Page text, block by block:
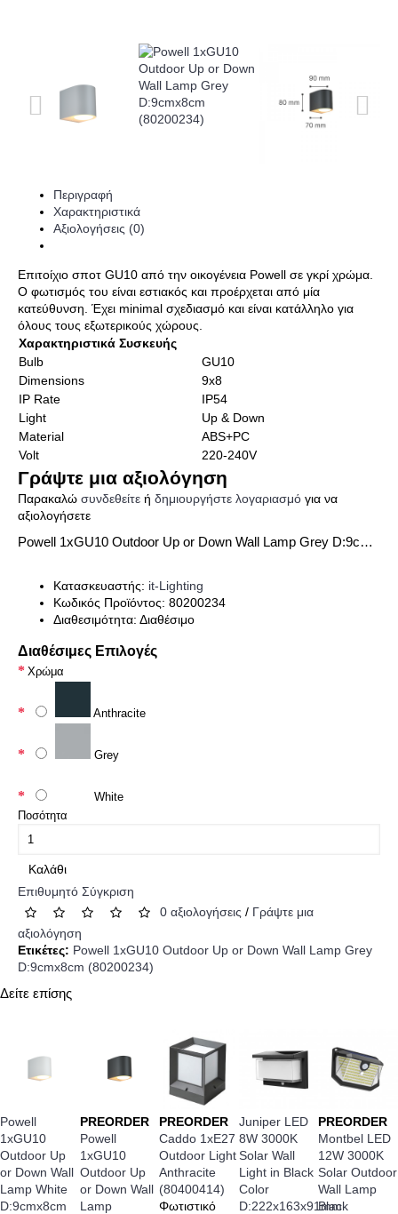
Περιγραφή
Χαρακτηριστικά
Αξιολογήσεις (0)
Επιτοίχιο σποτ GU10 από την οικογένεια Powell σε γκρί χρώμα.
Ο φωτισμός του είναι εστιακός και προέρχεται από μία
κατεύθυνση. Έχει minimal σχεδιασμό και είναι κατάλληλο για
όλους τους εξωτερικούς χώρους.
Χαρακτηριστικά Συσκευής
Bulb
GU10
Dimensions
9x8
IP Rate
IP54
Light
Up & Down
Material
ABS+PC
Volt
220-240V
Γράψτε μια αξιολόγηση
Παρακαλώ συνδεθείτε ή δημιουργήστε λογαριασμό για να
αξιολογήσετε
Powell 1xGU10 Outdoor Up or Down Wall Lamp Grey D:9cmx8cm (80200234)
Κατασκευαστής: it-Lighting
Κωδικός Προϊόντος: 80200234
Διαθεσιμότητα: Διαθέσιμο
Διαθέσιμες Επιλογές
Χρώμα
Anthracite
Grey
White
Ποσότητα
Καλάθι
Επιθυμητό Σύγκριση
0 αξιολογήσεις / Γράψτε μια
αξιολόγηση
Ετικέτες: Powell 1xGU10 Outdoor Up or Down Wall Lamp Grey
D:9cmx8cm (80200234)
Δείτε επίσης
Powell
1xGU10
Outdoor Up
or Down Wall
Lamp White
D:9cmx8cm
PREORDER
Powell
1xGU10
Outdoor Up
or Down Wall
Lamp
PREORDER
Caddo 1xE27
Outdoor Light
Anthracite
(80400414)
Φωτιστικό
Juniper LED
8W 3000K
Solar Wall
Light in Black
Color
D:222x163x91mm
PREORDER
Montbel LED
12W 3000K
Solar Outdoor
Wall Lamp
Black